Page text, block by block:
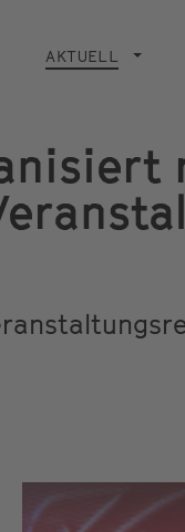
navigation
AKTUELL